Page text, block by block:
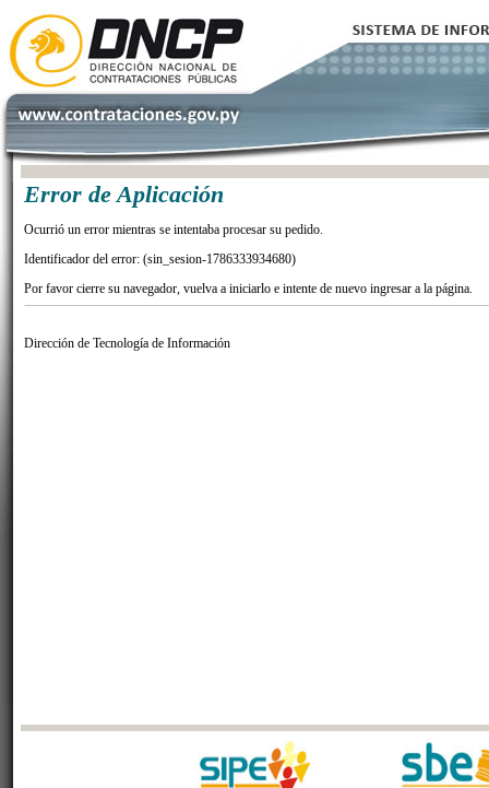
Error de Aplicación
Ocurrió un error mientras se intentaba procesar su pedido.
Identificador del error: (sin_sesion-1786333934680)
Por favor cierre su navegador, vuelva a iniciarlo e intente de nuevo ingresar a la página.
Dirección de Tecnología de Información